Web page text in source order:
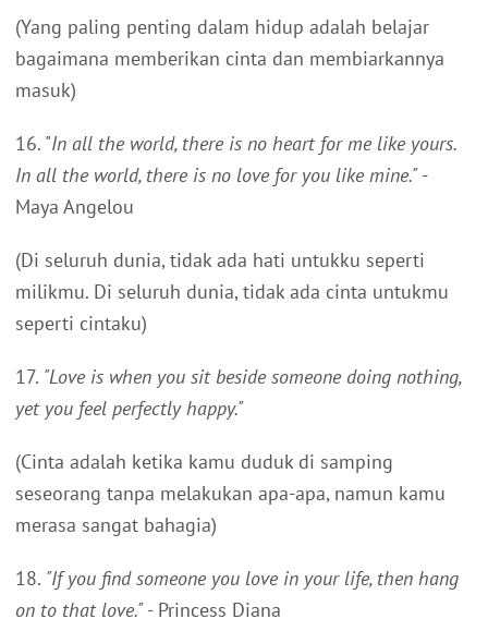
(Yang paling penting dalam hidup adalah belajar
bagaimana memberikan cinta dan membiarkannya
masuk)
16. "In all the world, there is no heart for me like yours.
In all the world, there is no love for you like mine."-
Maya Angelou
(Di seluruh dunia, tidak ada hati untukku seperti
milikmu. Di seluruh dunia, tidak ada cinta untukmu
seperti cintaku)
17. "Love is when you sit beside someone doing nothing,
yet you feel perfectly happy."
(Cinta adalah ketika kamu duduk di samping
seseorang tanpa melakukan apa-apa, namun kamu
merasa sangat bahagia)
18. "If you find someone you love in your life, then hang
on to that love."- Princess Diana